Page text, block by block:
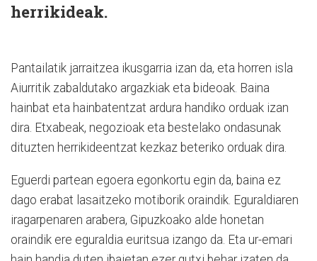
herrikideak.
Pantailatik jarraitzea ikusgarria izan da, eta horren isla
Aiurritik zabaldutako argazkiak eta bideoak. Baina
hainbat eta hainbatentzat ardura handiko orduak izan
dira. Etxabeak, negozioak eta bestelako ondasunak
dituzten herrikideentzat kezkaz beteriko orduak dira.
Eguerdi partean egoera egonkortu egin da, baina ez
dago erabat lasaitzeko motiborik oraindik. Eguraldiaren
iragarpenaren arabera, Gipuzkoako alde honetan
oraindik ere eguraldia euritsua izango da. Eta ur-emari